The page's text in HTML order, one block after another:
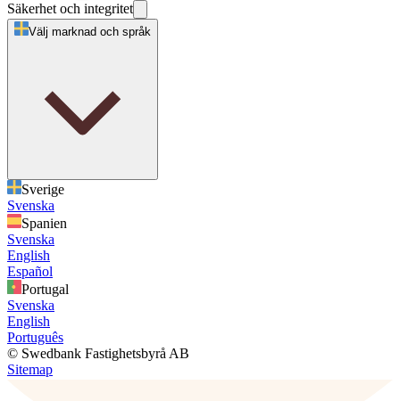
Säkerhet och integritet
Välj marknad och språk
Sverige
Svenska
Spanien
Svenska
English
Español
Portugal
Svenska
English
Português
© Swedbank Fastighetsbyrå AB
Sitemap